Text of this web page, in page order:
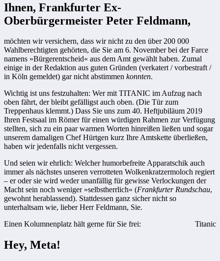
Ihnen, Frankfurter Ex-
Oberbürgermeister Peter Feldmann,
möchten wir versichern, dass wir nicht zu den über 200 000
Wahlberechtigten gehörten, die Sie am 6. November bei der Farce
namens »Bürgerentscheid« aus dem Amt gewählt haben. Zumal
einige in der Redaktion aus guten Gründen (verkatert / vorbestraft /
in Köln gemeldet) gar nicht abstimmen konnten.
Wichtig ist uns festzuhalten: Wer mit TITANIC im Aufzug nach
oben fährt, der bleibt gefälligst auch oben. (Die Tür zum
Treppenhaus klemmt.) Dass Sie uns zum 40. Heftjubiläum 2019
Ihren Festsaal im Römer für einen würdigen Rahmen zur Verfügung
stellten, sich zu ein paar warmen Worten hinreißen ließen und sogar
unserem damaligen Chef Hürtgen kurz Ihre Amtskette überließen,
haben wir jedenfalls nicht vergessen.
Und seien wir ehrlich: Welcher humorbefreite Apparatschik auch
immer als nächstes unseren verrotteten Wolkenkratzermoloch regiert
– er oder sie wird weder unanfällig für gewisse Verlockungen der
Macht sein noch weniger »selbstherrlich« (Frankfurter Rundschau,
gewohnt herablassend). Stattdessen ganz sicher nicht so
unterhaltsam wie, lieber Herr Feldmann, Sie.
Einen Kolumnenplatz hält gerne für Sie frei:
Titanic
Hey, Meta!